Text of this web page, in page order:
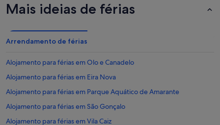
Mais ideias de férias
Arrendamento de férias
Alojamento para férias em Olo e Canadelo
Alojamento para férias em Eira Nova
Alojamento para férias em Parque Aquático de Amarante
Alojamento para férias em São Gonçalo
Alojamento para férias em Vila Caiz